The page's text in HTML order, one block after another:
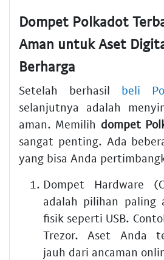
Dompet Polkadot
Aman untuk Aset
Berharga
Setelah berhasil beli
selanjutnya adalah
aman. Memilih dompet
sangat penting. Ada
yang bisa Anda
Dompet Hardware
adalah pilihan paling
fisik seperti USB.
Trezor. Aset Anda
jauh dari ancaman